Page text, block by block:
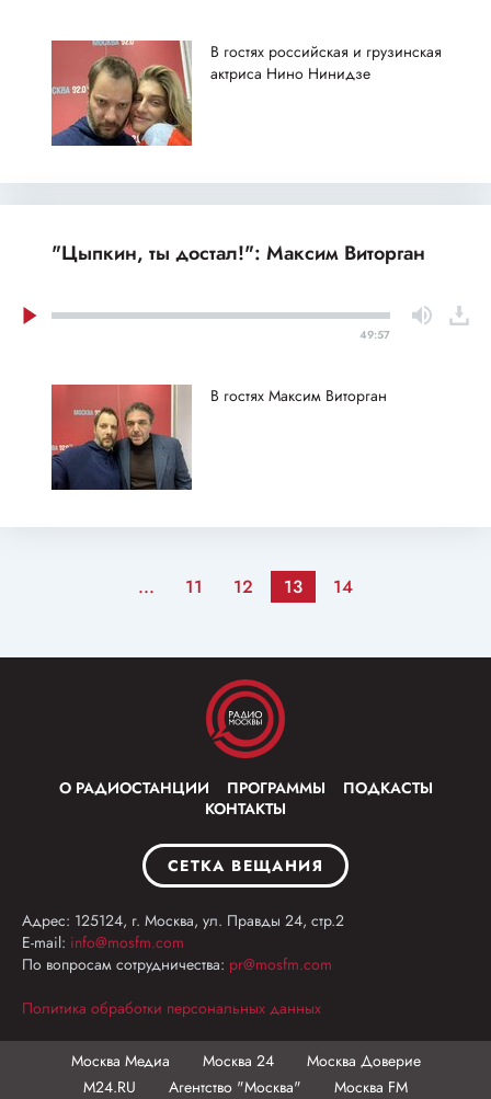
В гостях российская и грузинская
актриса Нино Нинидзе
"Цыпкин, ты достал!": Максим Виторган
49:57
В гостях Максим Виторган
... 11 12 13 14
О РАДИОСТАНЦИИ ПРОГРАММЫ
ПОДКАСТЫ
КОНТАКТЫ
СЕТКА ВЕЩАНИЯ
Адрес: 125124, г. Москва, ул. Правды 24, стр.2
E-mail: info@mosfm.com
По вопросам сотрудничества: pr@mosfm.com
Политика обработки персональных данных
Москва Медиа Москва 24
Москва Доверие
М24.RU
Агентство "Москва" Москва FM